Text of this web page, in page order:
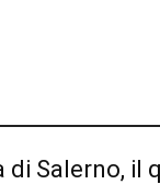
di Salerno, il